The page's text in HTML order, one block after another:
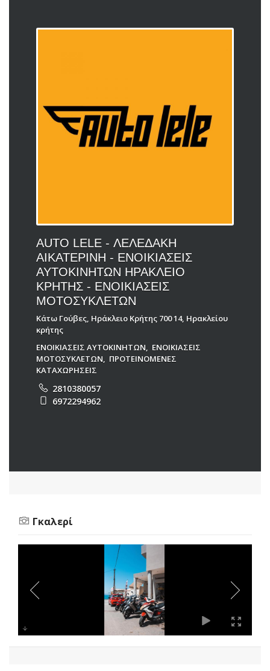
AUTO LELE - ΛΕΛΕΔΑΚΗ
ΑΙΚΑΤΕΡΙΝΗ - ΕΝΟΙΚΙΑΣΕΙΣ
ΑΥΤΟΚΙΝΗΤΩΝ ΗΡΑΚΛΕΙΟ
ΚΡΗΤΗΣ - ΕΝΟΙΚΙΑΣΕΙΣ
ΜΟΤΟΣΥΚΛΕΤΩΝ
Κάτω Γούβες, Ηράκλειο Κρήτης 700 14, Ηρακλείου
κρήτης
ΕΝΟΙΚΙΑΣΕΙΣ ΑΥΤΟΚΙΝΗΤΩΝ, ΕΝΟΙΚΙΑΣΕΙΣ
ΜΟΤΟΣΥΚΛΕΤΩΝ, ΠΡΟΤΕΙΝΟΜΕΝΕΣ
ΚΑΤΑΧΩΡΗΣΕΙΣ
2810380057
6972294962
Γκαλερί